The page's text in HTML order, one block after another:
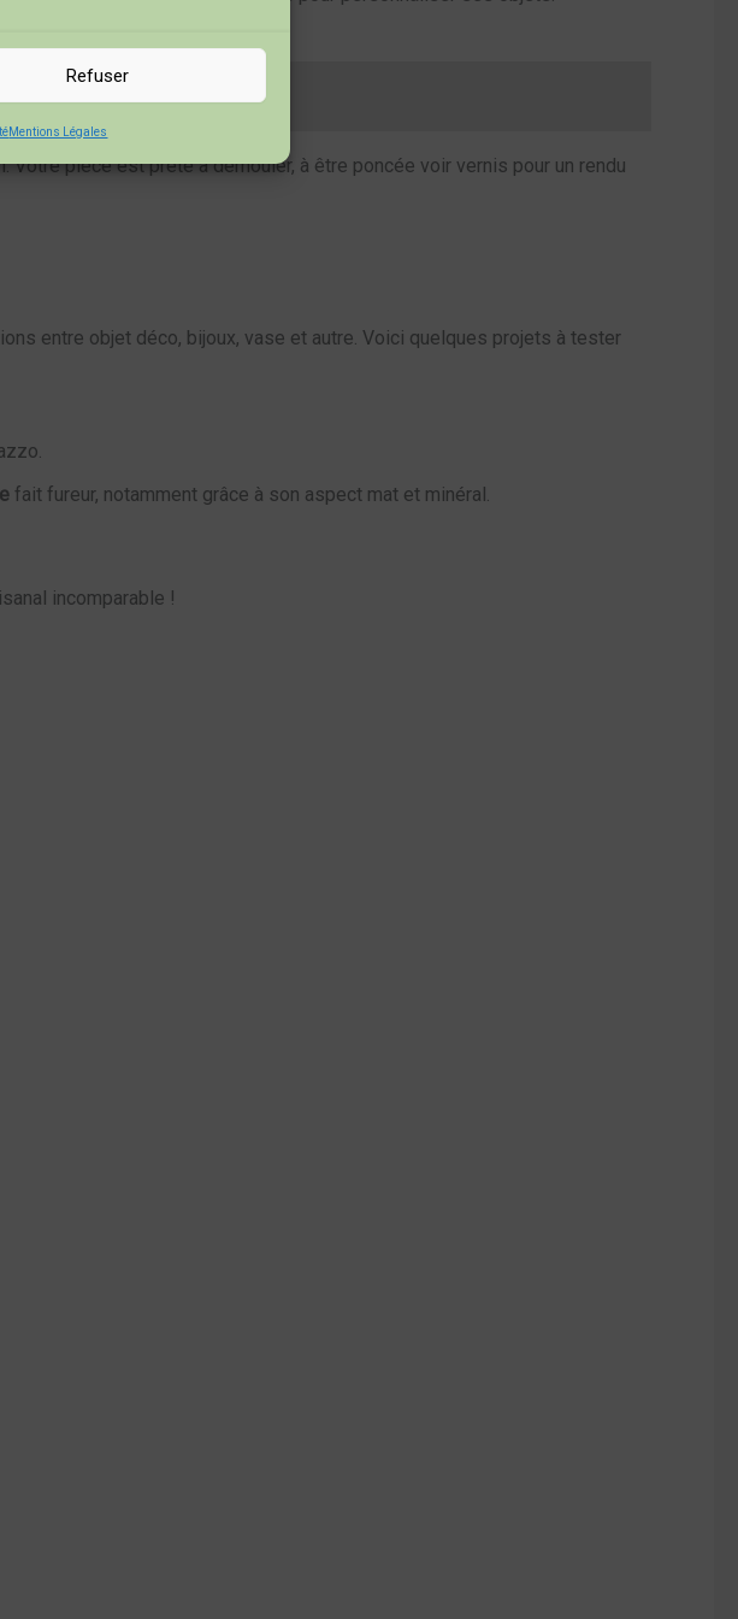
Refuser
Mentions Légales
à réaliser
pièce est prête à démouler, à être poncée voir vernis pour un rendu
entre objet déco, bijoux, vase et autre. Voici quelques projets à tester
fait fureur, notamment grâce à son aspect mat et minéral.
incomparable !